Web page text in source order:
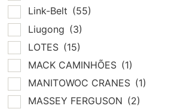
Link-Belt (55)
Liugong (3)
LOTES (15)
MACK CAMINHÕES (1)
MANITOWOC CRANES (1)
MASSEY FERGUSON (2)